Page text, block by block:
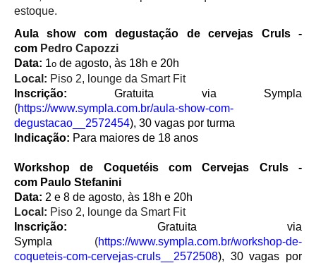
estoque.
Aula show com degustação de cervejas Cruls -
com Pedro Capozzi
Data: 1o de agosto, às 18h e 20h
Local: Piso 2, lounge da Smart Fit
Inscrição: Gratuita via Sympla
(https://www.sympla.com.br/aula-show-com-
degustacao__2572454), 30 vagas por turma
Indicação: Para maiores de 18 anos
Workshop de Coquetéis com Cervejas Cruls -
com Paulo Stefanini
Data: 2 e 8 de agosto, às 18h e 20h
Local: Piso 2, lounge da Smart Fit
Inscrição: Gratuita via
Sympla (https://www.sympla.com.br/workshop-de-
coqueteis-com-cervejas-cruls__2572508), 30 vagas por